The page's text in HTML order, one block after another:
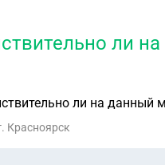
ли
ли на данный
Красноярск